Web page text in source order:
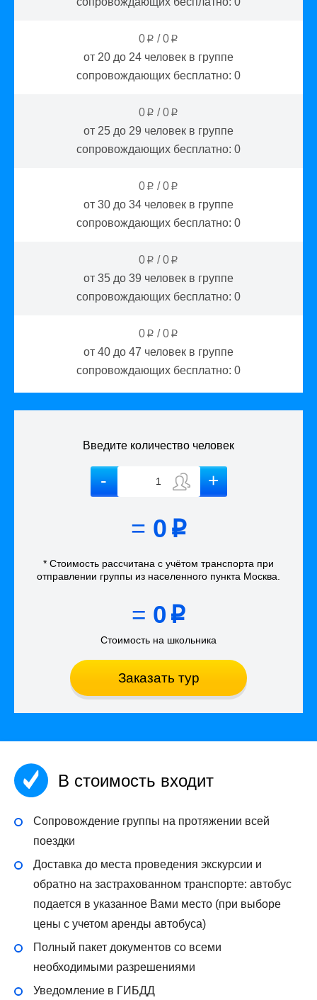
0 p /0 p
от 20 до 24 человек в группе
сопровождающих бесплатно: 0
0 p /0 p
от 25 до 29 человек в группе
сопровождающих бесплатно: 0
0 p /0 p
от 30 до 34 человек в группе
сопровождающих бесплатно: 0
0 p /0 p
от 35 до 39 человек в группе
сопровождающих бесплатно: 0
0 p /0 p
от 40 до 47 человек в группе
сопровождающих бесплатно: 0
Введите количество человек
= 0 p
* Стоимость рассчитана с учётом транспорта при
отправлении группы из населенного пункта Москва
= 0 p
Стоимость на школьника
Заказать тур
В стоимость входит
Сопровождение группы на протяжении всей
поездки
Доставка до места проведения экскурсии и
обратно на застрахованном транспорте: автобус
подается в указанное Вами место (при выборе
цены с учетом аренды автобуса)
Полный пакет документов со всеми
необходимыми разрешениями
Уведомление в ГИБДД